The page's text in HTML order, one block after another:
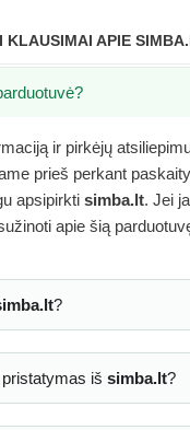
KLAUSIMAI APIE
ir pirkėjų
prieš perkant
apsipirkti simba.lt. Jei
apie šią
?
iš simba.lt?